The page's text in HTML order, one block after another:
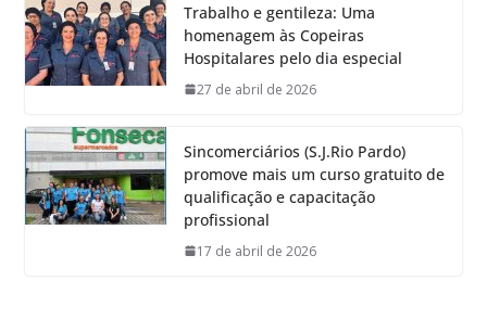
Trabalho e gentileza: Uma
homenagem às Copeiras
Hospitalares pelo dia especial
27 de abril de 2026
Sincomerciários (S.J.Rio Pardo)
promove mais um curso gratuito de
qualificação e capacitação
profissional
17 de abril de 2026